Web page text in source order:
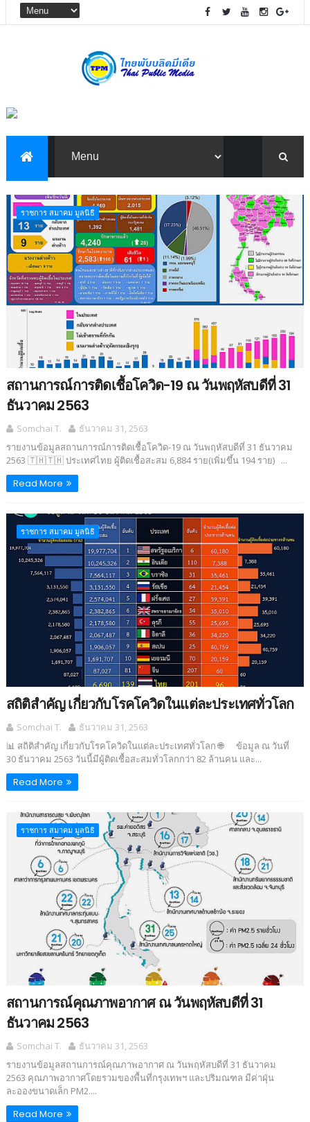
ราชการ สมาคม มูลนิธิ
สถานการณ์การติดเชื้อโควิด-19 ณ วันพฤหัสบดีที่ 31
ธันวาคม 2563
Somchai T.
ธันวาคม 31, 2563
รายงานข้อมูลสถานการณ์การติดเชื้อโควิด-19 ณ วันพฤหัสบดีที่ 31 ธันวาคม
2563 🇹🇭🇹🇭 ประเทศไทย ผู้ติดเชื้อสะสม 6,884 ราย(เพิ่มขึ้น 194 ราย) ...
Read More
ราชการ สมาคม มูลนิธิ
สถิติสำคัญ เกี่ยวกับโรคโควิดในแต่ละประเทศทั่วโลก
Somchai T.
ธันวาคม 31, 2563
📊 สถิติสำคัญ เกี่ยวกับโรคโควิดในแต่ละประเทศทั่วโลก 🌐 ข้อมูล ณ วันที่
30 ธันวาคม 2563 วันนี้มีผู้ติดเชื้อสะสมทั่วโลกกว่า 82 ล้านคน และ...
Read More
ราชการ สมาคม มูลนิธิ
สถานการณ์คุณภาพอากาศ ณ วันพฤหัสบดีที่ 31
ธันวาคม 2563
Somchai T.
ธันวาคม 31, 2563
รายงานข้อมูลสถานการณ์คุณภาพอากาศ ณ วันพฤหัสบดีที่ 31 ธันวาคม
2563 คุณภาพอากาศโดยรวมของพื้นที่กรุงเทพฯ และปริมณฑล มีค่าฝุ่น
ละอองขนาดเล็ก PM2....
Read More